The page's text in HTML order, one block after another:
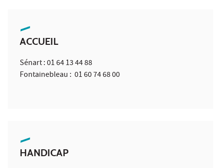
ACCUEIL
Sénart : 01 64 13 44 88
Fontainebleau : 01 60 74 68 00
HANDICAP